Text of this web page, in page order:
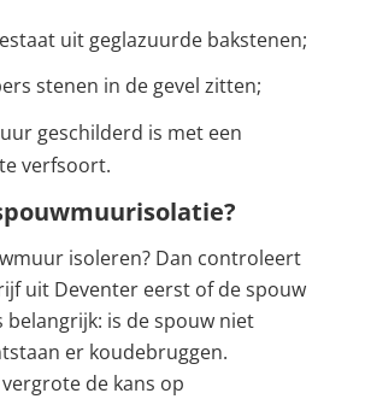
uit geglazuurde bakstenen;
stenen in de gevel zitten;
geschilderd is met een
verfsoort.
isoleren? Dan controleert
uit Deventer eerst of de spouw
belangrijk: is de spouw niet
er koudebruggen.
de kans op